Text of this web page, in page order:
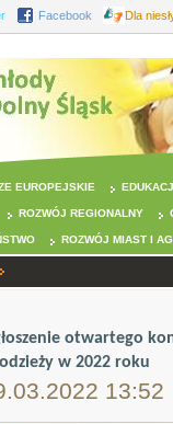
Facebook Dla
EUROPEJSKIE
ROZWÓJ REGIONALNY
ROZWÓJ MIAST I
otwartego
w 2022 roku
13:52